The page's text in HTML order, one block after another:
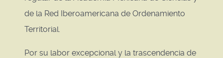
de la Red Iberoamericana de Ordenamiento
Territorial.
Por su labor excepcional y la trascendencia de